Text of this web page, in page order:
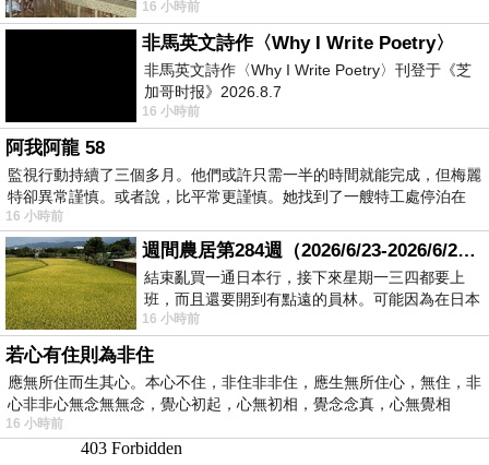
顧都會去看一下。他們偶爾會引進 C
16 小時前
非馬英文詩作〈Why I Write Poetry〉
非馬英文詩作〈Why I Write Poetry〉刊登于《芝
加哥时报》2026.8.7
16 小時前
阿我阿龍 58
監視行動持續了三個多月。他們或許只需一半的時間就能完成，但梅麗
特卻異常謹慎。或者說，比平常更謹慎。她找到了一艘特工處停泊在
16 小時前
週間農居第284週（2026/6/23-2026/6/24) 夏至 金黃稻浪洋溢豐收喜悅
結束亂買一通日本行，接下來星期一三四都要上
班，而且還要開到有點遠的員林。可能因為在日本
花不少錢，星期一出門上班時，心裡沒有一
16 小時前
若心有住則為非住
應無所住而生其心。本心不住，非住非非住，應生無所住心，無住，非
心非非心無念無無念，覺心初起，心無初相，覺念念真，心無覺相
16 小時前